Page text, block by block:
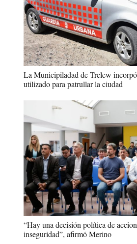
La Municipiladad de Trelew
utilizado para patrullar la ciudad
“Hay una decisión política de
inseguridad”, afirmó Merino